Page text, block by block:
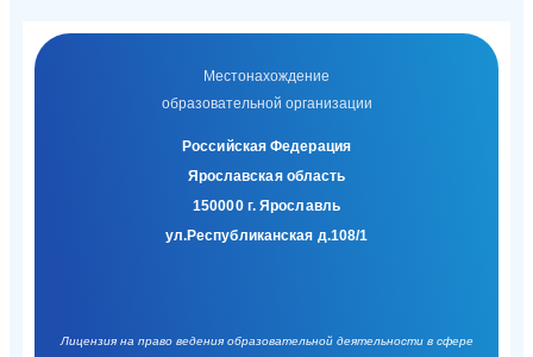
Местонахождение
образовательной организации
Российская Федерация
Ярославская область
150000 г. Ярославль
ул.Республиканская д.108/1
Лицензия на право ведения образовательной деятельности в сфере